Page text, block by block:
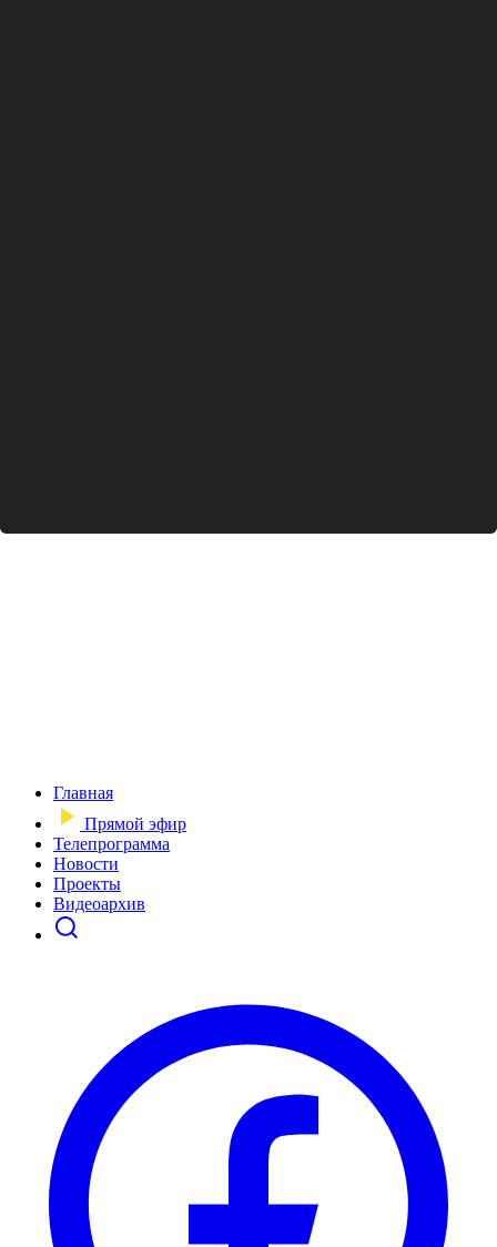
Главная
Прямой эфир
Телепрограмма
Новости
Проекты
Видеоархив